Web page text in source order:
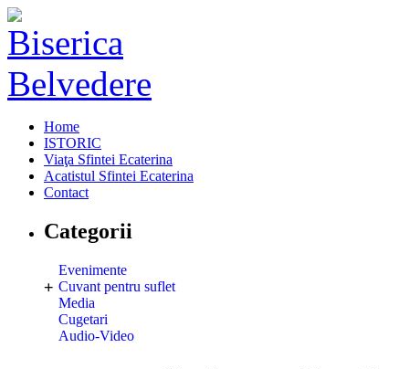
Home
ISTORIC
Viaţa Sfintei Ecaterina
Acatistul Sfintei Ecaterina
Contact
Categorii
Evenimente
+ Cuvant pentru suflet
Media
Cugetari
Audio-Video